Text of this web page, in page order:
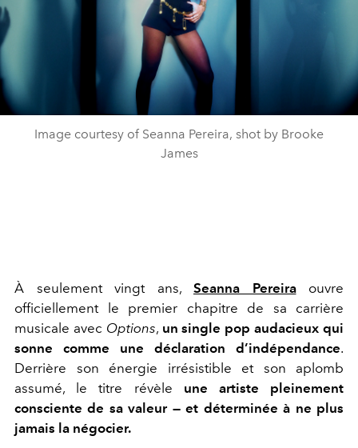
Image courtesy of Seanna Pereira, shot by Brooke
James
À seulement vingt ans, Seanna Pereiraouvre
officiellement le premier chapitre de sa carrière
musicale avec Options, un single pop audacieux qui
sonne comme une déclaration d’indépendance.
Derrière son énergie irrésistible et son aplomb
assumé, le titre révèle une artiste pleinement
consciente de sa valeur — et déterminée à ne plus
jamais la négocier.